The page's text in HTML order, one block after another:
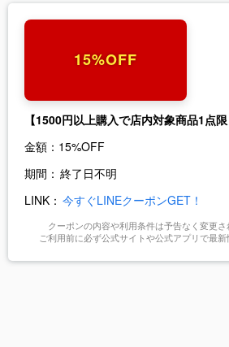
15%OFF
【1500円以上購入で店内対象商品1点
金額： 15%OFF
期間： 終了日不明
LINK： 今すぐLINEクーポンGET！
クーポンの内容や利用条件は予告なく変更さ
ご利用前に必ず公式サイトや公式アプリで最新